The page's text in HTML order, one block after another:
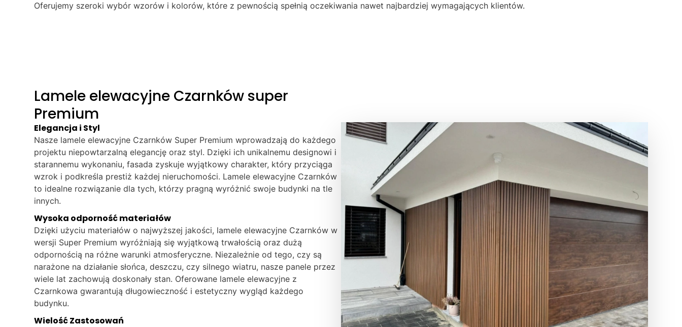
Oferujemy szeroki wybór wzorów i kolorów, które z pewnością spełnią oczekiwania nawet najbardziej wymagających klientów.
Lamele elewacyjne Czarnków super
Premium
Elegancja i Styl
Nasze lamele elewacyjne Czarnków Super Premium wprowadzają do każdego
projektu niepowtarzalną elegancję oraz styl. Dzięki ich unikalnemu designowi i
starannemu wykonaniu, fasada zyskuje wyjątkowy charakter, który przyciąga
wzrok i podkreśla prestiż każdej nieruchomości. Lamele elewacyjne Czarnków
to idealne rozwiązanie dla tych, którzy pragną wyróżnić swoje budynki na tle
innych.
Wysoka odporność materiałów
Dzięki użyciu materiałów o najwyższej jakości, lamele elewacyjne Czarnków w
wersji Super Premium wyróżniają się wyjątkową trwałością oraz dużą
odpornością na różne warunki atmosferyczne. Niezależnie od tego, czy są
narażone na działanie słońca, deszczu, czy silnego wiatru, nasze panele przez
wiele lat zachowują doskonały stan. Oferowane lamele elewacyjne z
Czarnkowa gwarantują długowieczność i estetyczny wygląd każdego
budynku.
Wielość Zastosowań